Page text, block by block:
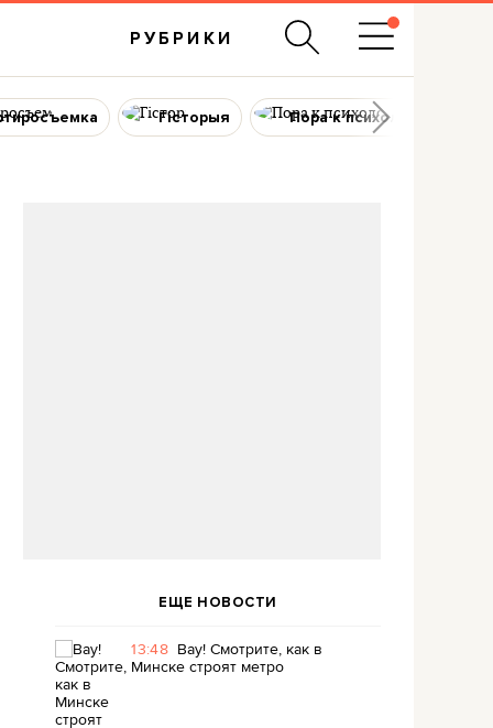
РУБРИКИ
Гісторыя Пора к психологу
ЕЩЕ НОВОСТИ
13:48 Вау! Смотрите, как в
Минске строят метро